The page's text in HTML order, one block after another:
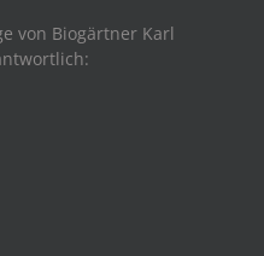
von Biogärtner Karl